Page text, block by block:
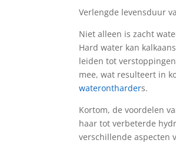
Verlengde levensduur
Niet alleen is zacht
Hard water kan
leiden tot
mee, wat resulteert in
waterontharders.
Kortom, de voordelen
haar tot verbeterde
verschillende aspecten